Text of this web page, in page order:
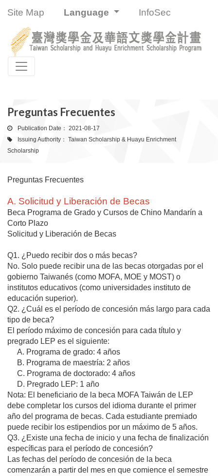
Site Map Language InfoSec
Toggle navigation
Preguntas Frecuentes
Publication Date： 2021-08-17
Issuing Authority： Taiwan Scholarship & Huayu Enrichment
Scholarship
Preguntas Frecuentes
A. Solicitud y Liberación de Becas
Beca Programa de Grado y Cursos de Chino Mandarín a
Corto Plazo
Solicitud y Liberación de Becas
Q1. ¿Puedo recibir dos o más becas?
No. Solo puede recibir una de las becas otorgadas por el
gobierno Taiwanés (como MOFA, MOE y MOST) o
institutos educativos (como universidades instituto de
educación superior).
Q2. ¿Cuál es el período de concesión más largo para cada
tipo de beca?
El período máximo de concesión para cada título y
pregrado LEP es el siguiente:
A. Programa de grado: 4 años
B. Programa de maestría: 2 años
C. Programa de doctorado: 4 años
D. Pregrado LEP: 1 año
Nota: El beneficiario de la beca MOFA Taiwán de LEP
debe completar los cursos del idioma durante el primer
año del programa de becas. Cada estudiante premiado
puede recibir los estipendios por un máximo de 5 años.
Q3. ¿Existe una fecha de inicio y una fecha de finalización
específicas para el período de concesión?
Las fechas del período de concesión de la beca
comenzarán a partir del mes en que comience el semestre